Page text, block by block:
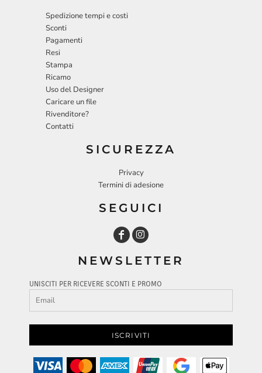
Spedizione tempi e costi
Sconti
Pagamenti
Resi
Stampa
Ricamo
Uso del Designer
Caricare un file
Rivenditore?
Contatti
SICUREZZA
Privacy
Termini di adesione
SEGUICI
NEWSLETTER
UNISCITI PER RICEVERE SCONTI E PROMO
ISCRIVITI